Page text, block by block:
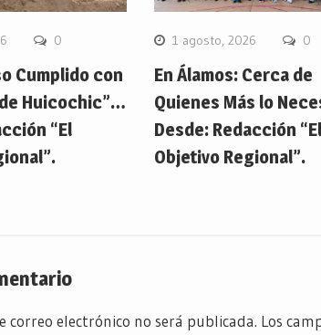
0
Cumplido con
Huicochic”…
“El
1 agosto, 2026 0
En Álamos: Cerca de
Quienes Más lo
Desde: Redacción “El
Objetivo Regional”.
correo electrónico no será publicada. Los